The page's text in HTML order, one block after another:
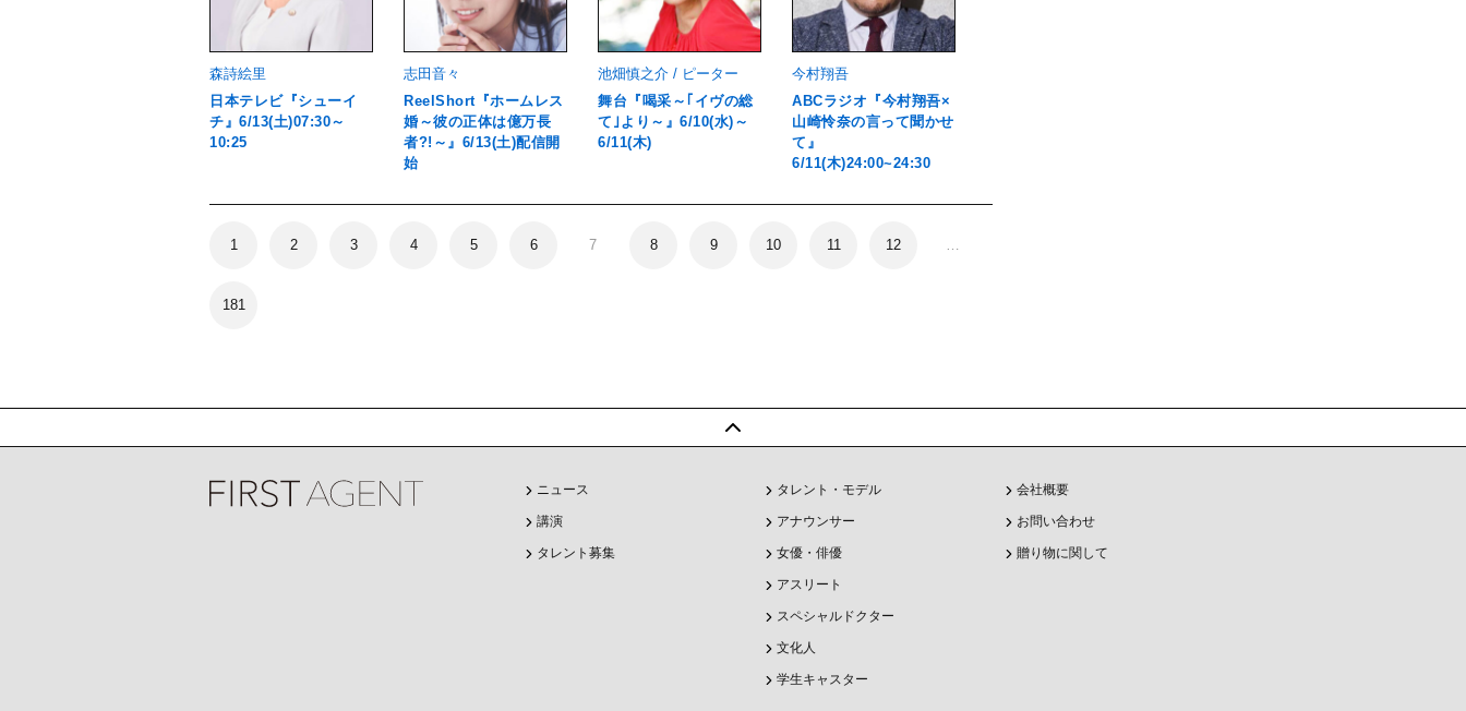
森詩絵里
日本テレビ『シューイ
チ』6/13(土)07:30～
10:25
志田音々
ReelShort『ホームレス
婚～彼の正体は億万長
者?!～』6/13(土)配信開
始
池畑慎之介 / ピーター
舞台『喝采～｢イヴの総
て｣より～』6/10(水)～
6/11(木)
今村翔吾
ABCラジオ『今村翔吾×
山崎怜奈の言って聞かせ
て』
6/11(木)24:00~24:30
1 2 3 4 5 6 7 8 9 10 11 12 …
181
ニュース
講演
タレント募集
タレント・モデル
アナウンサー
女優・俳優
アスリート
スペシャルドクター
文化人
学生キャスター
会社概要
お問い合わせ
贈り物に関して